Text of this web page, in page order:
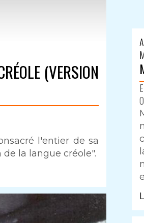
(VERSION
l'entier de sa
la langue créole".